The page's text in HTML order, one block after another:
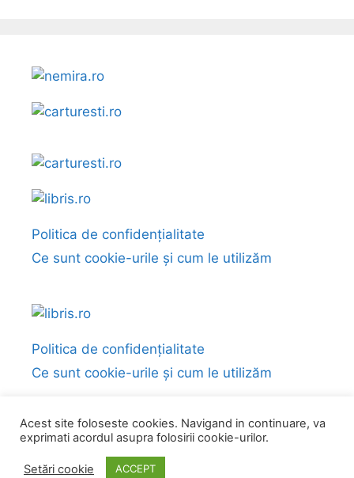
Politica de confidențialitate
Ce sunt cookie-urile și cum le utilizăm
Politica de confidențialitate
Ce sunt cookie-urile și cum le utilizăm
© 2026 Fragmente și citate din cărți• Construit cu
GeneratePress
Acest site foloseste cookies. Navigand in continuare, va
exprimati acordul asupra folosirii cookie-urilor.
Setări cookie ACCEPT